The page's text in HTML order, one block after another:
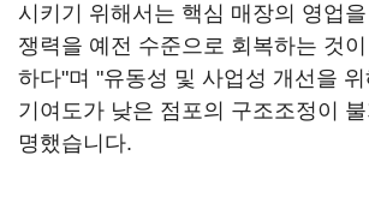
시키기 위해서는 핵심 매장의 영업
쟁력을 예전 수준으로 회복하는 것
하다"며 "유동성 및 사업성 개선을
기여도가 낮은 점포의 구조조정이
명했습니다.